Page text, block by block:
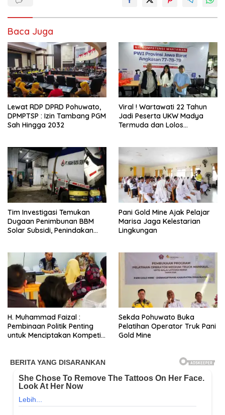
Baca Juga
Lewat RDP DPRD Pohuwato,
DPMPTSP : Izin Tambang PGM
Sah Hingga 2032
Viral ! Wartawati 22 Tahun
Jadi Peserta UKW Madya
Termuda dan Lolos
Tim Investigasi Temukan
Dugaan Penimbunan BBM
Solar Subsidi, Penindakan
Pani Gold Mine Ajak Pelajar
Marisa Jaga Kelestarian
Lingkungan
H. Muhammad Faizal :
Pembinaan Politik Penting
untuk Menciptakan Kompetisi
Sekda Pohuwato Buka
Pelatihan Operator Truk Pani
Gold Mine